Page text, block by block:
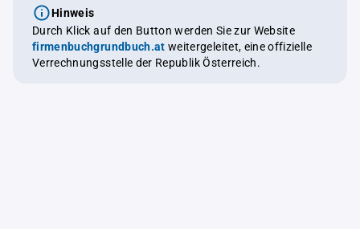
Hinweis
Durch Klick auf den Button werden Sie zur Website
firmenbuchgrundbuch.at weitergeleitet, eine offizielle
Verrechnungsstelle der Republik Österreich.